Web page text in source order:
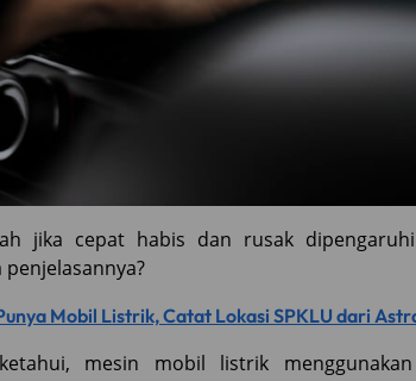
jika cepat habis dan rusak
penjelasannya?
Mobil Listrik, Catat Lokasi SPKLU dari
mesin mobil listrik